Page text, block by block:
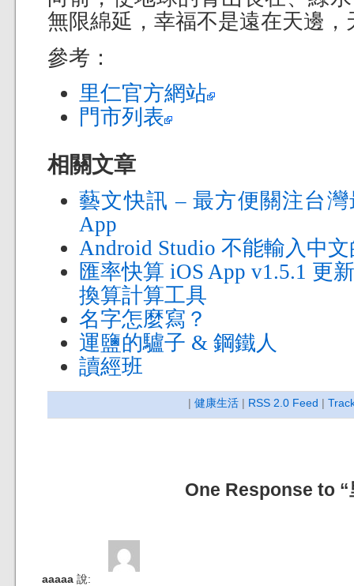
無限綿延，幸福不是遠在天邊
參考：
里仁官方網站
門市列表
相關文章
藝文快訊 – 最方便關注台
App
Android Studio 不能輸入中
匯率快算 iOS App v1.5.1 更
換算計算工具
名字怎麼寫？
運鹽的驢子 & 鋼鐵人
讀經班
| 健康生活 | RSS 2.0 Feed |
One Response to “
aaaaa 說: